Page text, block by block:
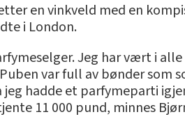
en vinkveld med en
i London.
Jeg har vært i
var full av bønder som
hadde et parfymeparti
11 000 pund, minnes